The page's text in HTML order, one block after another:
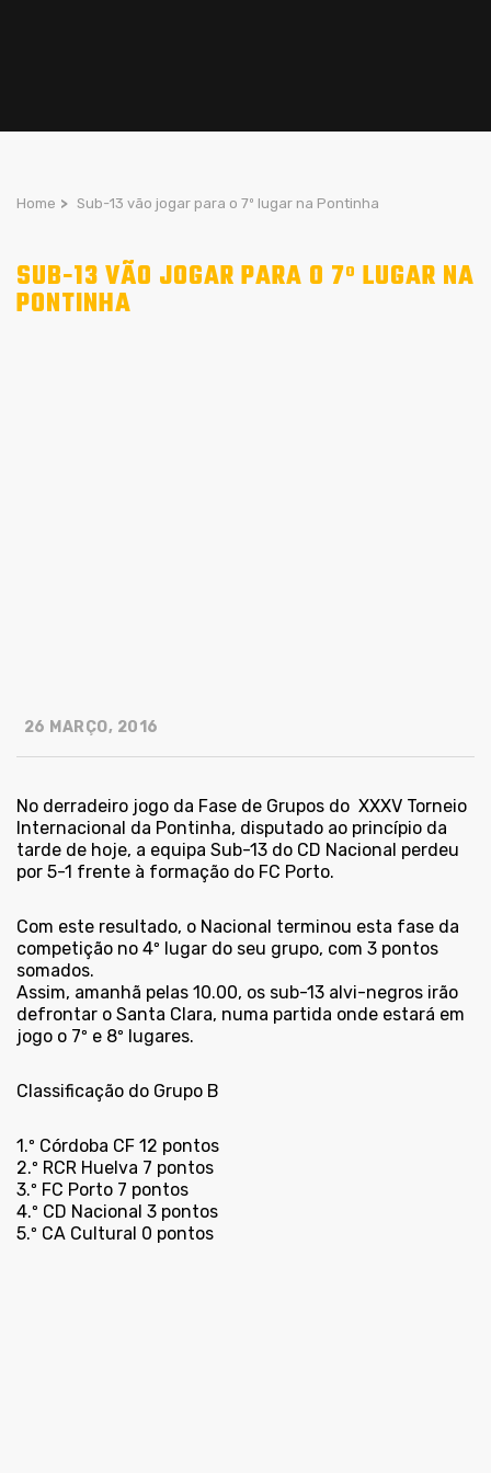
Home > Sub-13 vão jogar para o 7º lugar na Pontinha
SUB-13 VÃO JOGAR PARA O 7º LUGAR NA
PONTINHA
26 MARÇO, 2016
No derradeiro jogo da Fase de Grupos do XXXV Torneio
Internacional da Pontinha, disputado ao princípio da
tarde de hoje, a equipa Sub-13 do CD Nacional perdeu
por 5-1 frente à formação do FC Porto.
Com este resultado, o Nacional terminou esta fase da
competição no 4º lugar do seu grupo, com 3 pontos
somados.
Assim, amanhã pelas 10.00, os sub-13 alvi-negros irão
defrontar o Santa Clara, numa partida onde estará em
jogo o 7º e 8º lugares.
Classificação do Grupo B
1.º Córdoba CF 12 pontos
2.º RCR Huelva 7 pontos
3.º FC Porto 7 pontos
4.º CD Nacional 3 pontos
5.º CA Cultural 0 pontos